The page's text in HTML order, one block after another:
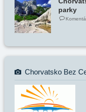
parky
Chorvatsko Bez